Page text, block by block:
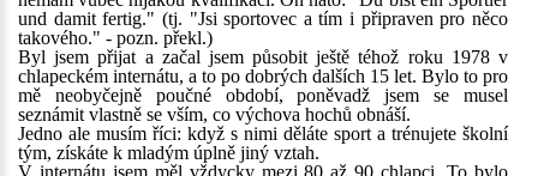
und damit fertig." (tj. "Jsi sportovec a tím i připraven pro něco
takového." - pozn. překl.)
Byl jsem přijat a začal jsem působit ještě téhož roku 1978 v
chlapeckém internátu, a to po dobrých dalších 15 let. Bylo to pro
mě neobyčejně poučné období, poněvadž jsem se musel
seznámit vlastně se vším, co výchova hochů obnáší.
Jedno ale musím říci: když s nimi děláte sport a trénujete školní
tým, získáte k mladým úplně jiný vztah.
V internátu jsem měl vždycky mezi 80 až 90 chlapci. To bylo